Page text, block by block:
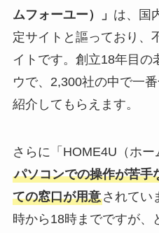
ムフォーユー）」 は、国
定サイトと謳っており、
イトです。創立18年目の
ウで、2,300社の中で一
紹介してもらえます。
さらに「HOME4U（ホー
パソコンでの操作が苦手
ての窓口が用意されてい
時から18時までですが、